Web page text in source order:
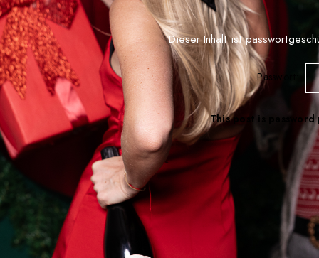
Dieser Inhalt ist
Passwort:
This post is